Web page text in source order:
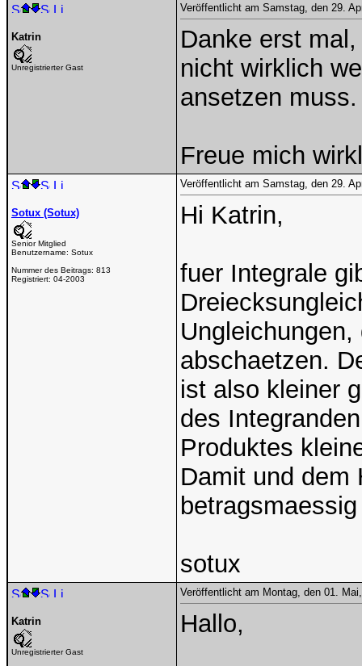
Katrin
Unregistrierter Gast
Veröffentlicht am Samstag, den 29.
Danke erst
nicht wirklich
ansetzen muss.
Freue mich
Sotux (Sotux)
Senior Mitglied
Benutzername: Sotux
Nummer des Beitrags: 813
Registriert: 04-2003
Veröffentlicht am Samstag, den 29.
Hi Katrin,
fuer Integrale
abschaetzen.
ist also kleiner
des
Produktes
Damit und dem
sotux
Katrin
Unregistrierter Gast
Veröffentlicht am Montag, den 01.
Hallo,